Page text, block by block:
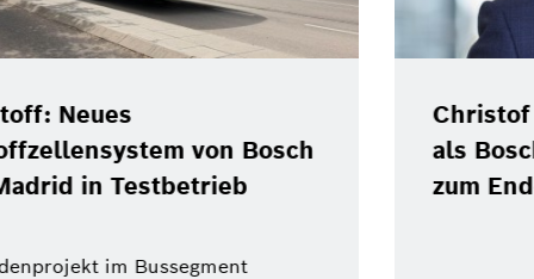
Christof Ehrhart verlässt Position
als Bosch-Kommunikationschef
zum Ende des Jahres